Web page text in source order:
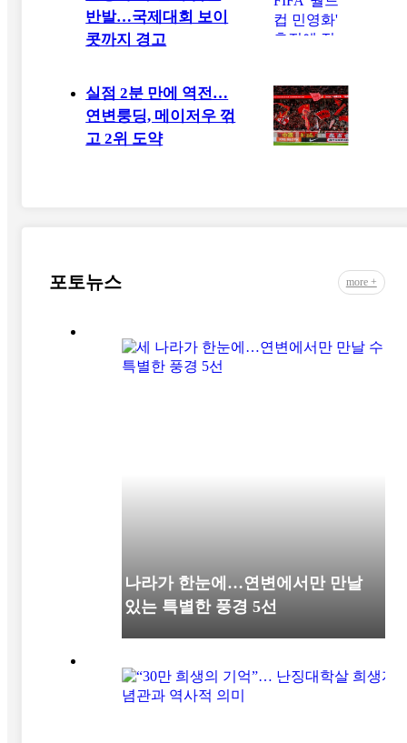
반발…국제대회 보이
콧까지 경고
실점 2분 만에 역전…
연변룽딩, 메이저우 꺾
고 2위 도약
포토뉴스 more +
세 나라가 한눈에…연변에서만 만날
수 있는 특별한 풍경 5선